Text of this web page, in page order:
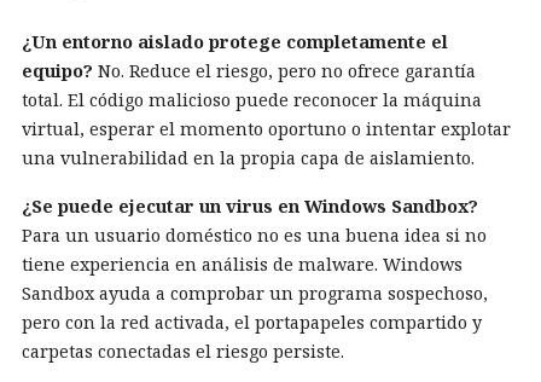
¿Un entorno aislado protege completamente el
equipo? No. Reduce el riesgo, pero no ofrece garantía
total. El código malicioso puede reconocer la máquina
virtual, esperar el momento oportuno o intentar explotar
una vulnerabilidad en la propia capa de aislamiento.
¿Se puede ejecutar un virus en Windows Sandbox?
Para un usuario doméstico no es una buena idea si no
tiene experiencia en análisis de malware. Windows
Sandbox ayuda a comprobar un programa sospechoso,
pero con la red activada, el portapapeles compartido y
carpetas conectadas el riesgo persiste.